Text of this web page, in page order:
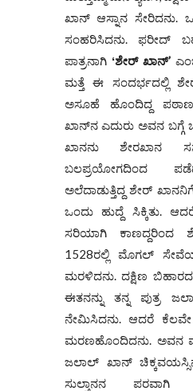
ಖಾನ್ ಆಸ್ನಾನ ಸೇರಿದನು.
ಸಂಹರಿಸಿದನು. ಫರೀದ್
ಪಾತ್ರನಾಗಿ ʻಶೇರ್ ಖಾನ್’
ಮತ್ತೆ ಈ ಸಂದರ್ಭದಲ್ಲಿ
ಅಸೂಹೆ ಹೊಂದಿದ್ದ
ಖಾನ್‌ನ ಎದುರು ಅವನ ಬಗ್ಗೆ
ಖಾನನು ಶೇರಖಾನ
ಬಲಪ್ರಯೋಗದಿಂದ
ಅಲೆದಾಡುತ್ತಿದ್ದ ಶೇರ್
ಒಂದು ಹುದ್ದೆ ಸಿಕ್ಕಿತು.
ಸರಿಯಾಗಿ ಕಾಣದ್ದರಿಂದ
1528ರಲ್ಲಿ ಮೊಗಲ್
ಮರಳಿದನು. ದಕ್ಷಿಣ
ಈತನನ್ನು ತನ್ನ ಪುತ್ರ
ನೇಮಿಸಿದನು. ಆದರೆ ಕೆಲವೇ
ಮರಣಹೊಂದಿದನು. ಅವನ
ಜಲಾಲ್ ಖಾನ್
ಸುಲ್ತಾನನ ಪರವಾಗಿ